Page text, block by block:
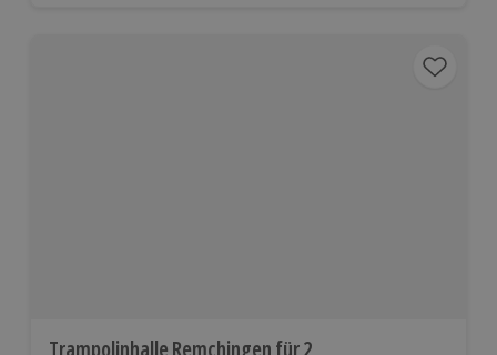
Trampolinhalle Remchingen für 2